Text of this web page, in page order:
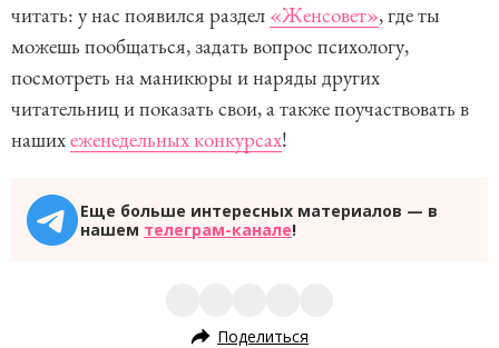
читать: у нас появился раздел «Женсовет», где ты
можешь пообщаться, задать вопрос психологу,
посмотреть на маникюры и наряды других
читательниц и показать свои, а также поучаствовать в
нашихеженедельных конкурсах!
Еще больше интересных материалов — в
нашем телеграм-канале!
Поделиться